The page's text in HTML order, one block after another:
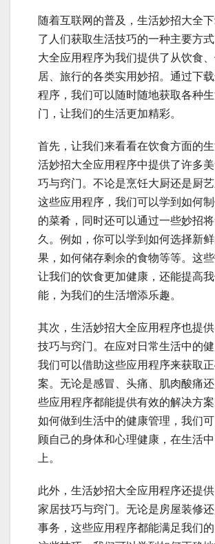
随着互联网的普及，生活妙招大全
了人们获取生活技巧的一种主要方
大全应用程序为我们提供了从饮食
居、旅行的各类实用妙招。通过下
程序，我们可以随时随地获取各种
门，让我们的生活更加精彩。
首先，让我们来看看在饮食方面的
活妙招大全应用程序中提供了许多
巧与窍门。不论是烹饪大厨还是厨
这些应用程序，我们可以学到如何
的菜肴，同时还可以通过一些妙招
久。例如，你可以学到如何选择新
果，如何储存剩余的食物等等。这
让我们的饮食更加健康，还能提高
能，为我们的生活增添乐趣。
其次，生活妙招大全应用程序也提
技巧与窍门。在应对日常生活中的健
我们可以借助这些应用程序来获取
案。无论是感冒、头痛、肌肉酸痛
些应用程序都能提供有效的解决方
如何做到生活中的健康管理，我们
顾自己的身体和心理健康，在生活
上。
此外，生活妙招大全应用程序还提
家居技巧与窍门。无论是房屋装修
事务，这些应用程序都能满足我们